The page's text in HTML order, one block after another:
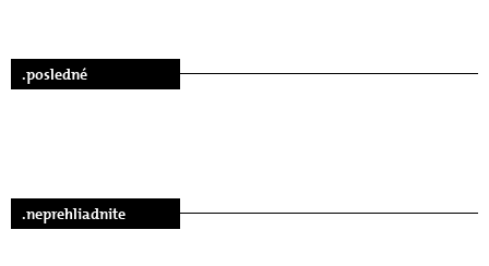
.posledné
.neprehliadnite